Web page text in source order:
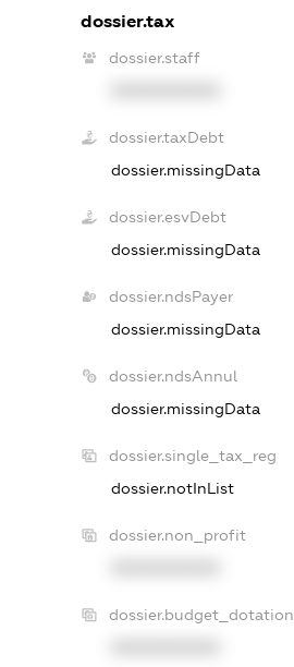
dossier.tax
dossier.staff
dossier.taxDebt
dossier.missingData
dossier.esvDebt
dossier.missingData
dossier.ndsPayer
dossier.missingData
dossier.ndsAnnul
dossier.missingData
dossier.single_tax_reg
dossier.notInList
dossier.non_profit
dossier.budget_dotation